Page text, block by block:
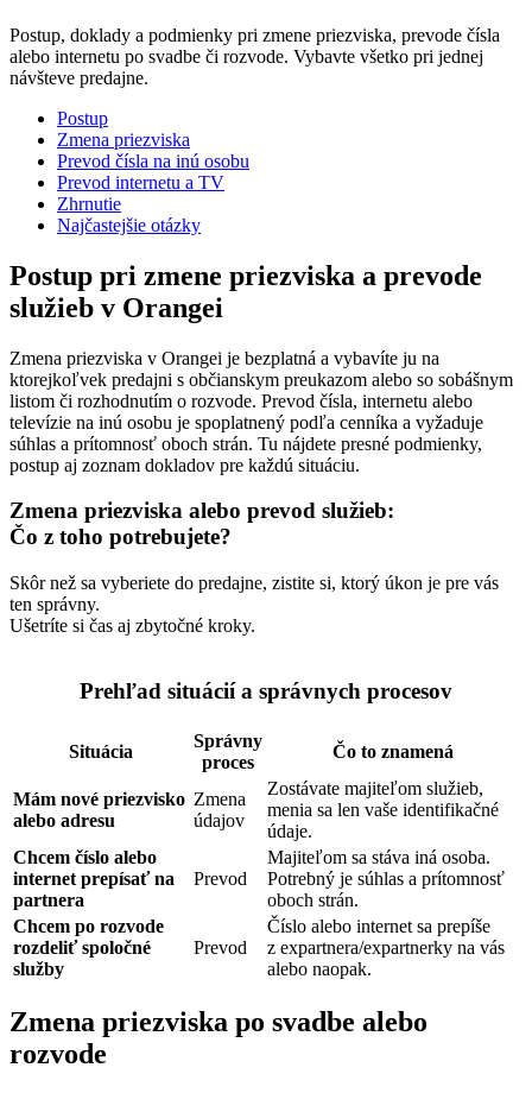
Postup, doklady a podmienky pri zmene priezviska, prevode čísla
alebo internetu po svadbe či rozvode. Vybavte všetko pri jednej
návšteve predajne.
Postup
Zmena priezviska
Prevod čísla na inú osobu
Prevod internetu a TV
Zhrnutie
Najčastejšie otázky
Postup pri zmene priezviska a prevode
služieb v Orangei
Zmena priezviska v Orangei je bezplatná a vybavíte ju na
ktorejkoľvek predajni s občianskym preukazom alebo so sobášnym
listom či rozhodnutím o rozvode. Prevod čísla, internetu alebo
televízie na inú osobu je spoplatnený podľa cenníka a vyžaduje
súhlas a prítomnosť oboch strán. Tu nájdete presné podmienky,
postup aj zoznam dokladov pre každú situáciu.
Zmena priezviska alebo prevod služieb:
Čo z toho potrebujete?
Skôr než sa vyberiete do predajne, zistite si, ktorý úkon je pre vás
ten správny.
Ušetríte si čas aj zbytočné kroky.
Prehľad situácií a správnych procesov
Situácia
Správny
proces
Čo to znamená
Mám nové priezvisko
alebo adresu
Zmena
údajov
Zostávate majiteľom služieb,
menia sa len vaše identifikačné
údaje.
Chcem číslo alebo
internet prepísať na
partnera
Prevod
Majiteľom sa stáva iná osoba.
Potrebný je súhlas a prítomnosť
oboch strán.
Chcem po rozvode
rozdeliť spoločné
služby
Prevod
Číslo alebo internet sa prepíše
z expartnera/expartnerky na vás
alebo naopak.
Zmena priezviska po svadbe alebo
rozvode